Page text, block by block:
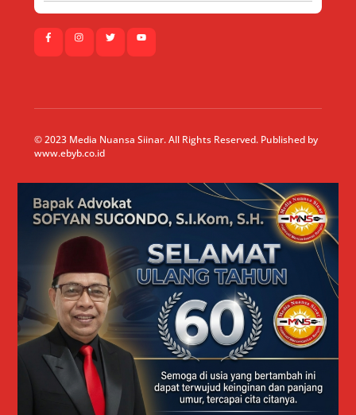
© 2023 Media Nuansa Siinar. All Rights Reserved. Published by
www.ebyb.co.id